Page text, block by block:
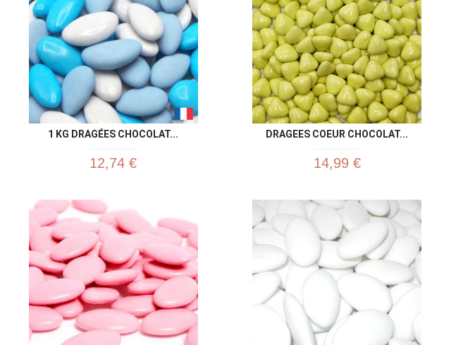
1 KG DRAGÉES CHOCOLAT...
12,74 €
DRAGEES COEUR CHOCOLAT...
14,99 €
Aperçu rapide  Aperçu rapide